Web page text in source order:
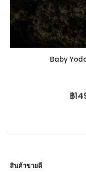
Baby
฿
สินค้าขายดี